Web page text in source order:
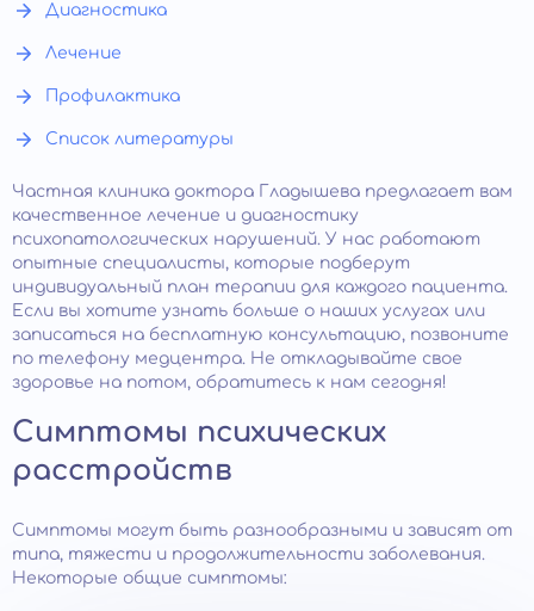
Диагностика
Лечение
Профилактика
Список литературы
Частная клиника доктора Гладышева предлагает вам
качественное лечение и диагностику
психопатологических нарушений. У нас работают
опытные специалисты, которые подберут
индивидуальный план терапии для каждого пациента.
Если вы хотите узнать больше о наших услугах или
записаться на бесплатную консультацию, позвоните
по телефону медцентра. Не откладывайте свое
здоровье на потом, обратитесь к нам сегодня!
Симптомы психических
расстройств
Симптомы могут быть разнообразными и зависят от
типа, тяжести и продолжительности заболевания.
Некоторые общие симптомы: